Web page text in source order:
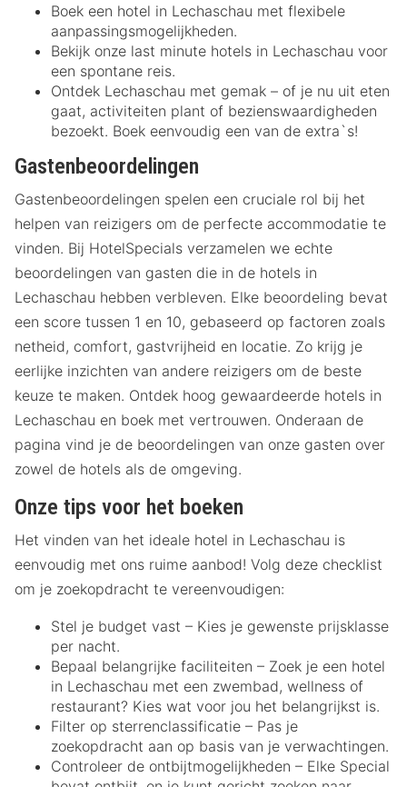
Boek een hotel in Lechaschau met flexibele
aanpassingsmogelijkheden.
Bekijk onze last minute hotels in Lechaschau voor
een spontane reis.
Ontdek Lechaschau met gemak – of je nu uit eten
gaat, activiteiten plant of bezienswaardigheden
bezoekt. Boek eenvoudig een van de extra`s!
Gastenbeoordelingen
Gastenbeoordelingen spelen een cruciale rol bij het
helpen van reizigers om de perfecte accommodatie te
vinden. Bij HotelSpecials verzamelen we echte
beoordelingen van gasten die in de hotels in
Lechaschau hebben verbleven. Elke beoordeling bevat
een score tussen 1 en 10, gebaseerd op factoren zoals
netheid, comfort, gastvrijheid en locatie. Zo krijg je
eerlijke inzichten van andere reizigers om de beste
keuze te maken. Ontdek hoog gewaardeerde hotels in
Lechaschau en boek met vertrouwen. Onderaan de
pagina vind je de beoordelingen van onze gasten over
zowel de hotels als de omgeving.
Onze tips voor het boeken
Het vinden van het ideale hotel in Lechaschau is
eenvoudig met ons ruime aanbod! Volg deze checklist
om je zoekopdracht te vereenvoudigen:
Stel je budget vast – Kies je gewenste prijsklasse
per nacht.
Bepaal belangrijke faciliteiten – Zoek je een hotel
in Lechaschau met een zwembad, wellness of
restaurant? Kies wat voor jou het belangrijkst is.
Filter op sterrenclassificatie – Pas je
zoekopdracht aan op basis van je verwachtingen.
Controleer de ontbijtmogelijkheden – Elke Special